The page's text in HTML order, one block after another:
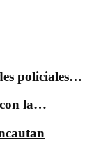
policiales…
con la…